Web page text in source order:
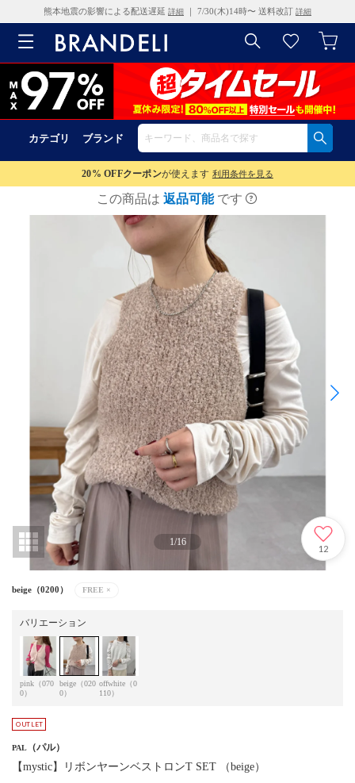
熊本地震の影響による配送遅延 詳細 ｜ 7/30(木)14時〜 送料改訂 詳細
カテゴリ ブランド
20% OFFクーポンが使えます 利用条件を見る
この商品は 返品可能 です
1/16
12
beige（0200） FREE ×
バリエーション
pink（070
0）
beige（020
0）
offwhite（0
110）
PAL （パル）
【mystic】リボンヤーンベストロンT SET （beige）